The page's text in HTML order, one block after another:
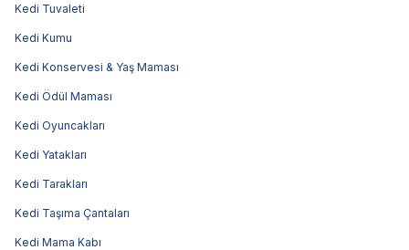
Kedi Tuvaleti
Kedi Kumu
Kedi Konservesi & Yaş Maması
Kedi Ödül Maması
Kedi Oyuncakları
Kedi Yatakları
Kedi Tarakları
Kedi Taşıma Çantaları
Kedi Mama Kabı